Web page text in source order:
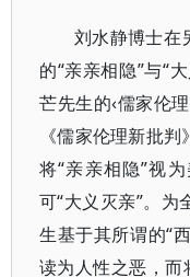
刘水静博士在
的“亲亲相隐”与“
芒先生的‹儒家伦
《儒家伦理新批
将“亲亲相隐”视
可“大义灭亲”。为
生基于其所谓的“
读为人性之恶，而